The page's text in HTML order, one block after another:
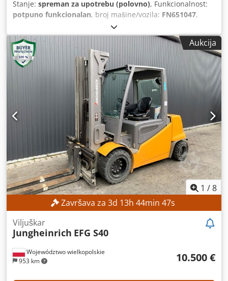
Stanje: spreman za upotrebu (polovno), Funkcionalnost:
potpuno funkcionalan, broj mašine/vozila: FN651047,
, radni sati:
dizanja:4.700 mm, slobodno podizanje:1.535 mm, tip
jarma:
triplex, građevinska visina: 2.125 mm , Oprema:
bočni pomak
, Nema minimalne cene – garantovana
prodaja po najvišoj ponudi! Dcsdpjzrlv Esfx Akusk
TEHNIČKE KARAKTERISTIKE Visina podizanja: 4.700 mm
Visina: 2.125 mm Slobodan hod: 1.535 mm DETALJI O
MAŠINI Tip jarbola: Triplex jarbol sa slobodnim hodom
Napon baterije: 48 V Kapacitet baterije: 500 Ah Radni sati:
17.268 sati OPREMA Bočni pomerač Baterija Punjač
Eksterna referenca: SL12191SP
Aukcija
1 /8
Završava za 3d 13h 44min 45s
Województwo wielkopolskie
953 km
Viljuškar
Jungheinrich EFG S40
10.500 €